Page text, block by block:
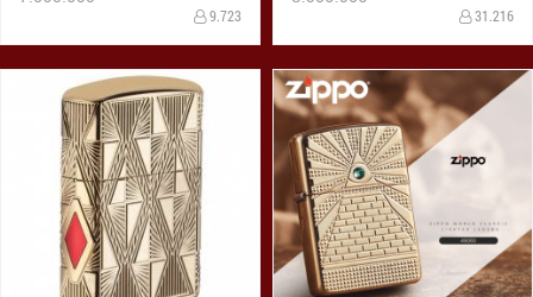
9.723
31.216